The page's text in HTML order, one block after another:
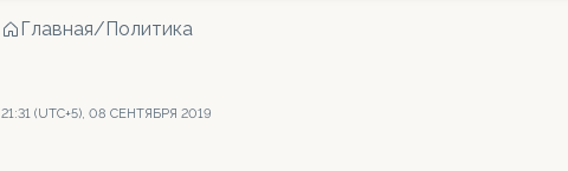
Главная/Политика
21:31 (UTC+5), 08 СЕНТЯБРЯ 2019